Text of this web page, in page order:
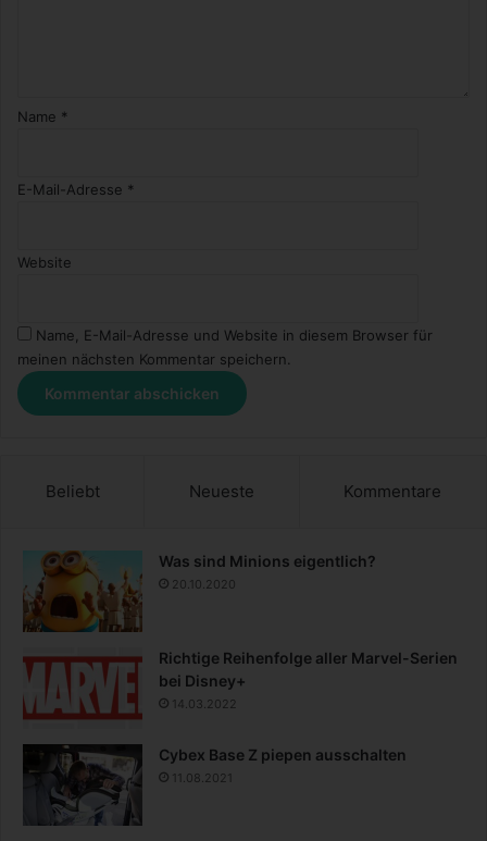
Name *
E-Mail-Adresse *
Website
Name, E-Mail-Adresse und Website in diesem Browser für
meinen nächsten Kommentar speichern.
Beliebt Neueste Kommentare
Was sind Minions eigentlich?
20.10.2020
Richtige Reihenfolge aller Marvel-Serien
bei Disney+
14.03.2022
Cybex Base Z piepen ausschalten
11.08.2021